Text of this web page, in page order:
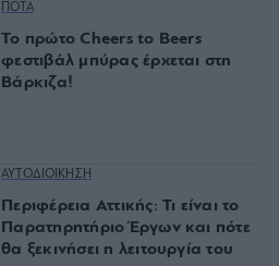
ΠΟΤΑ
Το πρώτο Cheers to Beers
φεστιβάλ μπύρας έρχεται στη
Βάρκιζα!
ΑΥΤΟΔΙΟΙΚΗΣΗ
Περιφέρεια Αττικής: Τι είναι το
Παρατηρητήριο Έργων και πότε
θα ξεκινήσει η λειτουργία του